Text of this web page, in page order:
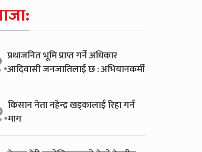
प्रथाजनित भूमि प्राप्त गर्ने अधिकार
आदिवासी जनजातिलाई छ : अभियानकर्मी
किसान नेता नहेन्द्र खड्कालाई रिहा गर्न
माग